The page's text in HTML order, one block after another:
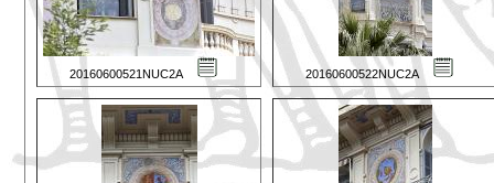
20160600521NUC2A 20160600522NUC2A